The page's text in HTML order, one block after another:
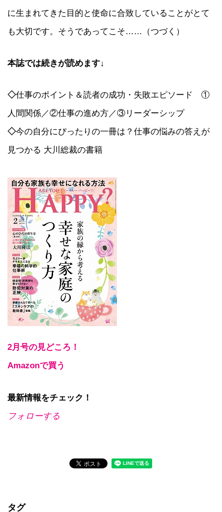
に生まれてきた目的と使命に合致していることがとて
も大切です。そうであってこそ……（つづく）
本誌では続きが読めます↓
◇仕事のポイント＆読者の成功・失敗エピソード ①
人間関係／②仕事の進め方／③リーダーシップ
◇今の自分にぴったりの一冊は？仕事の悩みの答えが
見つかる 大川総裁の書籍
2月号の見どころ！
Amazonで買う
最新情報をチェック！
フォローする
タグ